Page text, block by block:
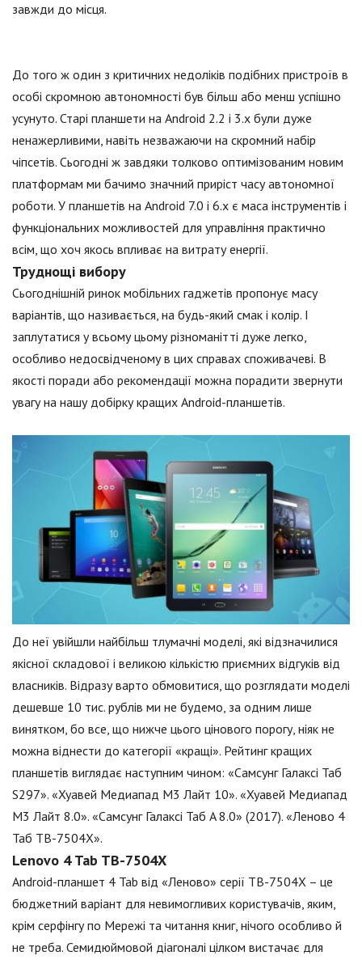
завжди до місця.
До того ж один з критичних недоліків подібних пристроїв в
особі скромною автономності був більш або менш успішно
усунуто. Старі планшети на Android 2.2 і 3.х були дуже
ненажерливими, навіть незважаючи на скромний набір
чіпсетів. Сьогодні ж завдяки толково оптимізованим новим
платформам ми бачимо значний приріст часу автономної
роботи. У планшетів на Android 7.0 і 6.х є маса інструментів і
функціональних можливостей для управління практично
всім, що хоч якось впливає на витрату енергії.
Труднощі вибору
Сьогоднішній ринок мобільних гаджетів пропонує масу
варіантів, що називається, на будь-який смак і колір. І
заплутатися у всьому цьому різноманітті дуже легко,
особливо недосвідченому в цих справах споживачеві. В
якості поради або рекомендації можна порадити звернути
увагу на нашу добірку кращих Android-планшетів.
До неї увійшли найбільш тлумачні моделі, які відзначилися
якісної складової і великою кількістю приємних відгуків від
власників. Відразу варто обмовитися, що розглядати моделі
дешевше 10 тис. рублів ми не будемо, за одним лише
винятком, бо все, що нижче цього цінового порогу, ніяк не
можна віднести до категорії «кращі». Рейтинг кращих
планшетів виглядає наступним чином: «Самсунг Галаксі Таб
S297». «Хуавей Медиапад M3 Лайт 10». «Хуавей Медиапад
M3 Лайт 8.0». «Самсунг Галаксі Таб A 8.0» (2017). «Леново 4
Таб TB-7504X».
Lenovo 4 Tab TB-7504X
Android-планшет 4 Tab від «Леново» серії TB-7504X – це
бюджетний варіант для невимогливих користувачів, яким,
крім серфінгу по Мережі та читання книг, нічого особливо й
не треба. Семидюймовой діагоналі цілком вистачає для